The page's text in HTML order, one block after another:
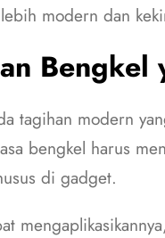
modern dan
tagihan modern
bengkel harus
di gadget.